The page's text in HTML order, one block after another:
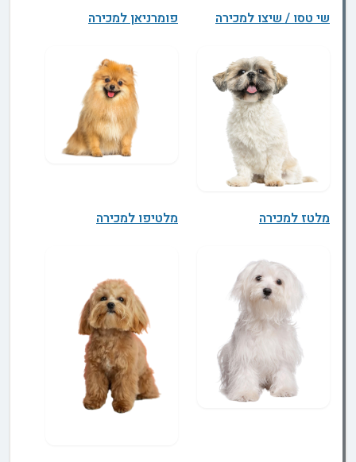
שי טסו / שיצו למכירה פומרניאן למכירה
מלטז למכירה מלטיפו למכירה